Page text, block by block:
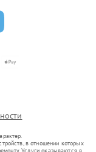
в отношении которых